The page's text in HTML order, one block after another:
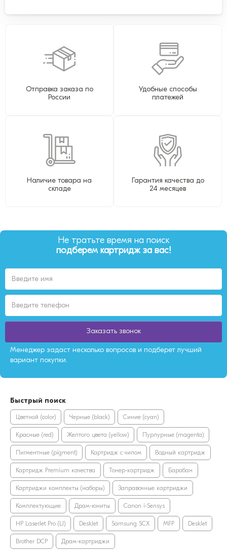
Отправка заказа по
России
Удобные способы
платежей
Наличие товара на
складе
Гарантия качества до
24 месяцев
Не тратьте время на поиск
подберем картридж за вас!
Заказать звонок
Менеджер задаст несколько вопросов и подберет лучший
вариант покупки.
Быстрый поиск
Цветной (color) Черные (black) Синие (cyan)
Красные (red) Желтого цвета (yellow) Пурпурные (magenta)
Пигментные (pigment) Картридж с чипом Водный картридж
Картридж Premium качества Тонер-картридж Барабан
Картриджи комплекты (наборы) Заправочные картриджи
Комплектующие Драм-юниты Canon i-Sensys
HP LaserJet Pro (LJ) DeskJet Samsung SCX MFP DeskJet
Brother DCP Драм-картриджи